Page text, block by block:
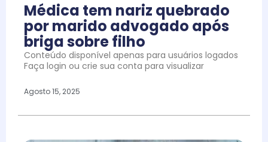
Médica tem nariz quebrado
por marido advogado após
briga sobre filho
Conteúdo disponível apenas para usuários logados
Faça login ou crie sua conta para visualizar
Agosto 15, 2025